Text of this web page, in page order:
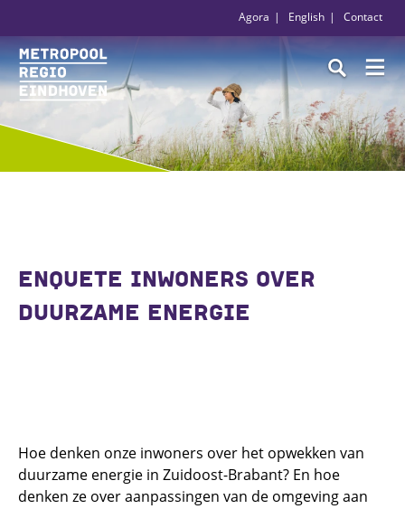
Agora English Contact
ENQUETE INWONERS OVER
DUURZAME ENERGIE
Hoe denken onze inwoners over het opwekken van
duurzame energie in Zuidoost-Brabant? En hoe
denken ze over aanpassingen van de omgeving aan